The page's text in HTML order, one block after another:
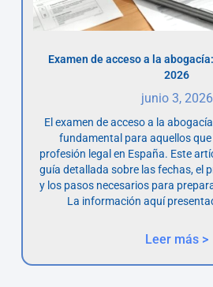
Examen de acceso a la
2026
junio 3, 2026
El examen de acceso a la
fundamental para aquellos que
profesión legal en España. Este
guía detallada sobre las fechas, el
y los pasos necesarios para
La información aquí
Leer más >